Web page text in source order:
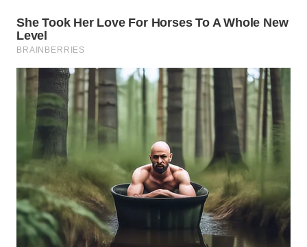
WN
SIMALUNGUN
WN
LABUHANBATU
WN
TAPANULI
TENGAH
WN DELI
SERDANG
WN